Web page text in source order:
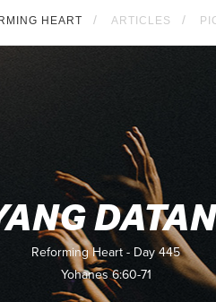
HEART ARTICLES
Reforming Heart - Day 445
Yohanes 6:60-71